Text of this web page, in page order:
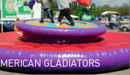
GLADIATORS